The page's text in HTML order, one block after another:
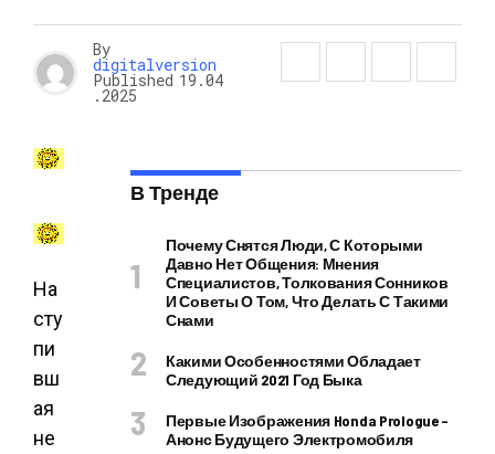
By
digitalversion
Published 19.04
.2025
На
сту
пи
вш
ая
не
В Тренде
Почему Снятся Люди, С Которыми
Давно Нет Общения: Мнения
Специалистов, Толкования Сонников
И Советы О Том, Что Делать С Такими
Снами
Какими Особенностями Обладает
Следующий 2021 Год Быка
Первые Изображения Honda Prologue –
Анонс Будущего Электромобиля